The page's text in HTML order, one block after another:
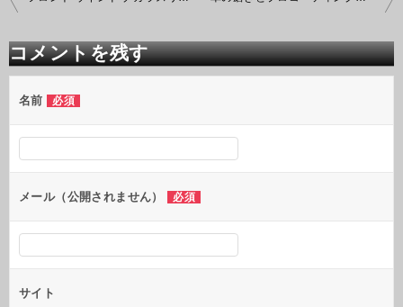
稿
ビ
ゲ
ー
シ
ン
コメントを残す
名前 必須
メール（公開されません） 必須
サイト